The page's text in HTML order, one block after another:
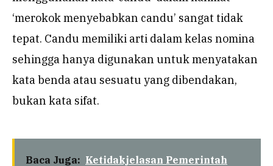
‘merokok menyebabkan candu’ sangat tidak
tepat. Candu memiliki arti dalam kelas nomina
sehingga hanya digunakan untuk menyatakan
kata benda atau sesuatu yang dibendakan,
bukan kata sifat.
Baca Juga: Ketidakjelasan Pemerintah